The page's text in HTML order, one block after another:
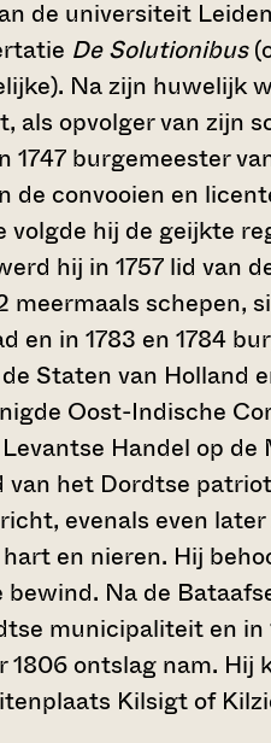
de universiteit
De Solutionibus
Na zijn huwelijk
als opvolger van zijn
1747 burgemeester
de convooien en
hij de geijkte
hij in 1757 lid van
meermaals schepen,
en in 1783 en 1784
Staten van Holland
Oost-Indische
Handel op de
van het Dordtse
evenals even
en nieren. Hij
Na de
municipaliteit en in
ontslag nam. Hij
Kilsigt of